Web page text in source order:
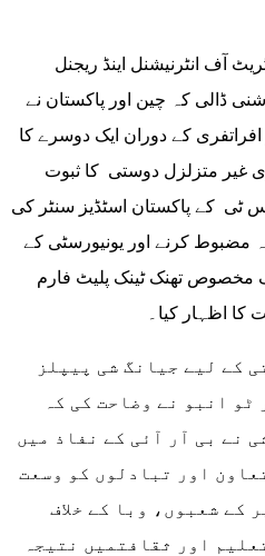
آف انٹرنیشنل اینڈ ریجنل
ڈالی کہ چین اور پاکستان نے
افراتفری کے دوران ایک دوسرے کا
غیر متزلزل دوستی کا ثبوت
ٹی کے پاکستان اسٹڈیز سنٹر کی
مضبوط کرنے اور یونیورسٹی کے
مخصوص تھنک ٹینک پلیٹ فارم
اظہار کیا۔
انبو نے وضاحت کی کہ
نے بی آر آئی کے نفاذ میں
اور تبادلوں کو وسعت
کے شعبوں، وبا کے خلاف
اور ثقافتمیں نتیجہ